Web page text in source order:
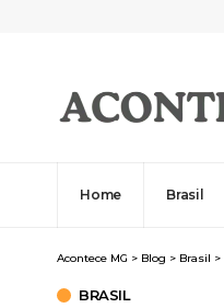
Home Brasil
Acontece MG > Blog > Brasil >
BRASIL